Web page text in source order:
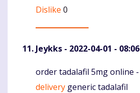
Dislike 0
Jeykks - 2022-04-01 - 08:06
Komentaras
order tadalafil 5mg online -
delivery generic tadalafil